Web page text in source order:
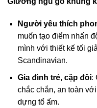
Người yêu thích
muốn tạo điểm nhấn
mình với thiết kế tối
Scandinavian.
Gia đình trẻ, cặp đôi:
chắc chắn, an toàn
dựng tổ ấm.